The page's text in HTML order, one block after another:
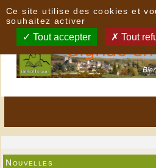
Nouvelles
Ce site utilise des cookies et
souhaitez activer
Tout accepter Tout